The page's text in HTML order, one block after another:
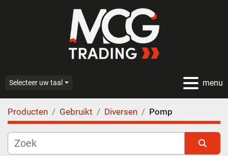
menu
Selecteer uw taal
Producten Gebruikt Diversen Pomp